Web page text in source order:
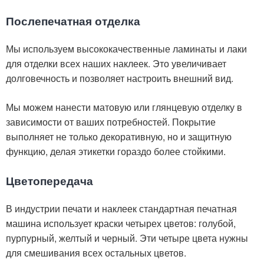
Послепечатная отделка
Мы используем высококачественные ламинаты и лаки
для отделки всех наших наклеек. Это увеличивает
долговечность и позволяет настроить внешний вид.
Мы можем нанести матовую или глянцевую отделку в
зависимости от ваших потребностей. Покрытие
выполняет не только декоративную, но и защитную
функцию, делая этикетки гораздо более стойкими.
Цветопередача
В индустрии печати и наклеек стандартная печатная
машина использует краски четырех цветов: голубой,
пурпурный, желтый и черный. Эти четыре цвета нужны
для смешивания всех остальных цветов.